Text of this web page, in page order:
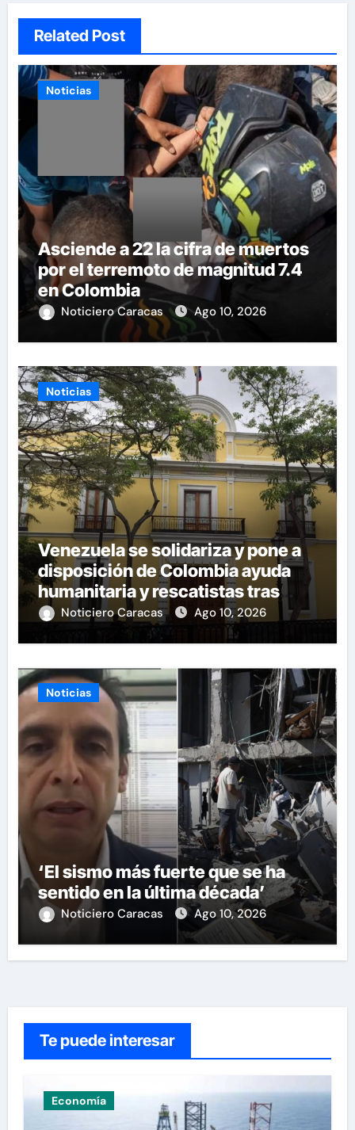
Related Post
Noticias
Asciende a 22 la cifra de muertos
por el terremoto de magnitud 7.4
en Colombia
Noticiero Caracas Ago 10, 2026
Noticias
Venezuela se solidariza y pone a
disposición de Colombia ayuda
humanitaria y rescatistas tras
sismoNoticiero Caracas Ago 10, 2026
Noticias
‘El sismo más fuerte que se ha
sentido en la última década’
Noticiero Caracas Ago 10, 2026
Te puede interesar
Economía